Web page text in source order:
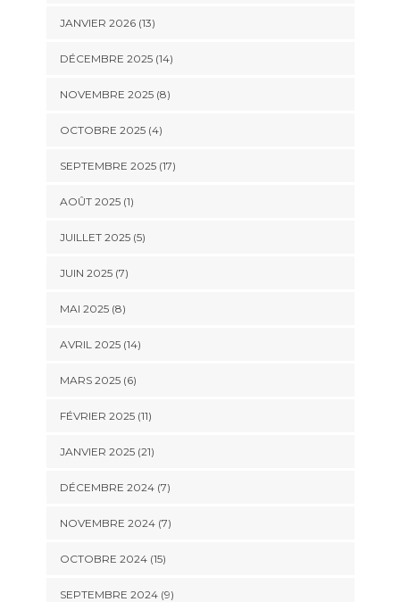
JANVIER 2026 (13)
DÉCEMBRE 2025 (14)
NOVEMBRE 2025 (8)
OCTOBRE 2025 (4)
SEPTEMBRE 2025 (17)
AOÛT 2025 (1)
JUILLET 2025 (5)
JUIN 2025 (7)
MAI 2025 (8)
AVRIL 2025 (14)
MARS 2025 (6)
FÉVRIER 2025 (11)
JANVIER 2025 (21)
DÉCEMBRE 2024 (7)
NOVEMBRE 2024 (7)
OCTOBRE 2024 (15)
SEPTEMBRE 2024 (9)